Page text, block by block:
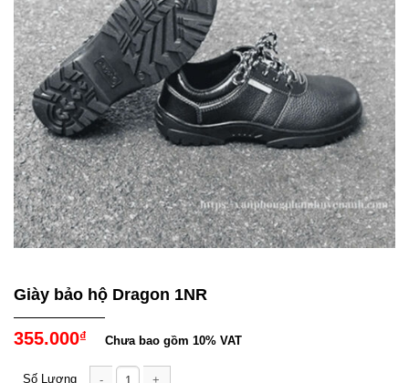
Giày bảo hộ Dragon 1NR
355.000₫ Chưa bao gồm 10% VAT